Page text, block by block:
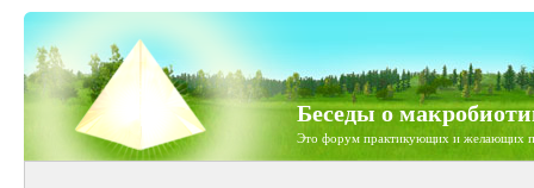
Беседы о
Это форум практикующих и желающих